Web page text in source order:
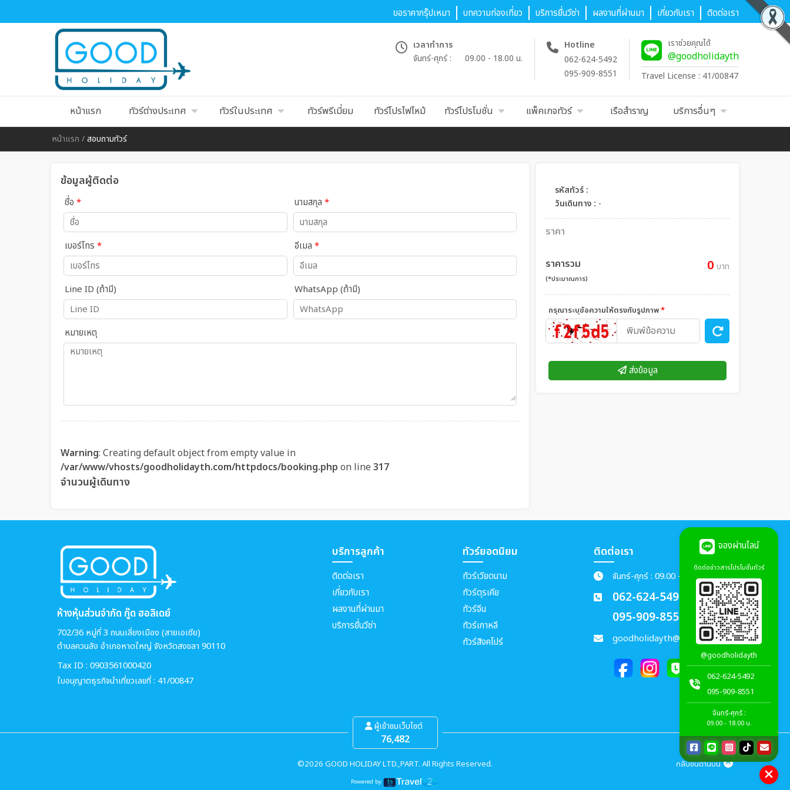
ขอราคากรุ๊ปเหมา บทความท่องเที่ยว บริการยื่นวีซ่า ผลงานที่ผ่านมา เกี่ยวกับเรา ติดต่อเรา
เวลาทำการ
จันทร์-ศุกร์ :
09.00 - 18.00 น.
Hotline
062-624-5492
095-909-8551
เราช่วยคุณได้
@goodholidayth
Travel License : 41/00847
หน้าแรก ทัวร์ต่างประเทศ ทัวร์ในประเทศ ทัวร์พรีเมี่ยม ทัวร์โปรไฟไหม้ ทัวร์โปรโมชั่น แพ็คเกจทัวร์ เรือสำราญ บริการอื่นๆ
หน้าแรก /สอบถามทัวร์
ข้อมูลผู้ติดต่อ
ชื่อ * นามสกุล *
เบอร์โทร * อีเมล *
Line ID (ถ้ามี) WhatsApp (ถ้ามี)
หมายเหตุ
Warning: Creating default object from empty value in
/var/www/vhosts/goodholidayth.com/httpdocs/booking.php on line 317
จำนวนผู้เดินทาง
รหัสทัวร์ :
วันเดินทาง : -
ราคา
ราคารวม
(*ประมาณการ)
0 บาท
กรุณาระบุข้อความให้ตรงกับรูปภาพ*
ส่งข้อมูล
ห้างหุ้นส่วนจำกัด กู๊ด ฮอลิเดย์
702/36 หมู่ที่ 3 ถนนเลี่ยงเมือง (สายเอเซีย)
ตำบลควนลัง อำเภอหาดใหญ่ จังหวัดสงขลา 90110
Tax ID : 0903561000420
ใบอนุญาตธุรกิจนำเที่ยวเลขที่ : 41/00847
บริการลูกค้า
ติดต่อเรา
เกี่ยวกับเรา
ผลงานที่ผ่านมา
บริการยื่นวีซ่า
ทัวร์ยอดนิยม
ทัวร์เวียดนาม
ทัวร์ตุรเคีย
ทัวร์จีน
ทัวร์เกาหลี
ทัวร์สิงคโปร์
ติดต่อเรา
จันทร์-ศุกร์ : 09.00 - 18.00 น.
062-624-5492
095-909-8551
goodholidayth@gmail.com
ผู้เข้าชมเว็บไซต์
76,482
©2026 GOOD HOLIDAY LTD.,PART. All Rights Reserved. กลับขึ้นด้านบน
Powered by
จองผ่านไลน์
ติดต่อข่าวสารโปรโมชั่นทัวร์
@goodholidayth
062-624-5492
095-909-8551
จันทร์-ศุกร์ :
09.00 - 18.00 น.